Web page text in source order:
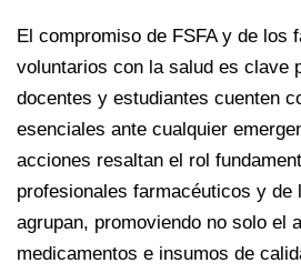
El compromiso de FSFA y de los
voluntarios con la salud es clave
docentes y estudiantes cuenten
esenciales ante cualquier
acciones resaltan el rol
profesionales farmacéuticos y de
agrupan, promoviendo no solo el
medicamentos e insumos de